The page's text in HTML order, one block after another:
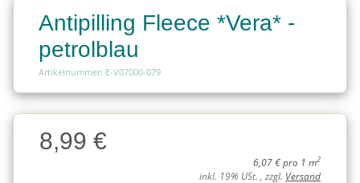
Antipilling Fleece *Vera* -
petrolblau
Artikelnummer: E-V07000-079
Charge
Charge8,99 €
6,07 € pro 1 m2
inkl. 19% USt. , zzgl. Versand